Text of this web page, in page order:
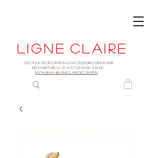
Ligne claire
Boutique de décoration & d'accessoires depuis 1998
RÉOUVERTURE LE 25 AOûT DE 10h30 à 19H30
INSTAGRAM: @LIGNECLAIREDECORATION